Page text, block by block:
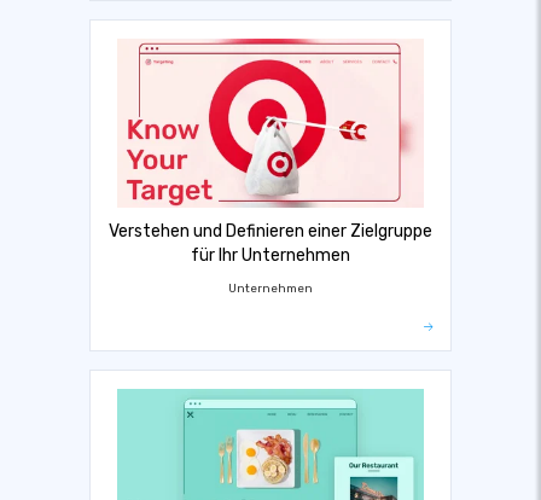
Verstehen und Definieren einer Zielgruppe
für Ihr Unternehmen
Unternehmen